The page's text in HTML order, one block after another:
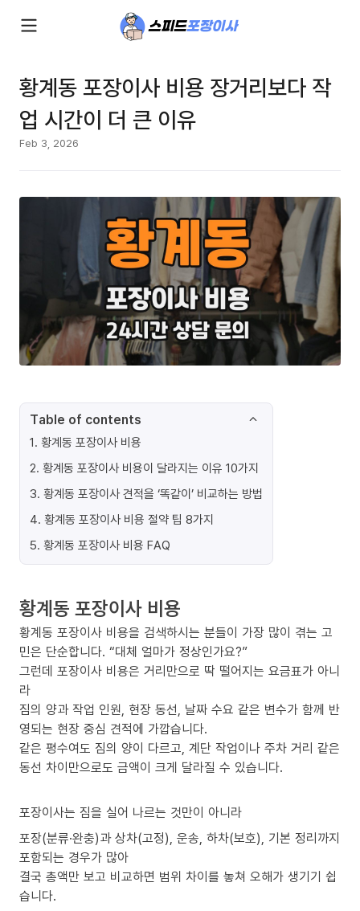
황계동 포장이사 비용 장거리보다 작
업 시간이 더 큰 이유
Feb 3, 2026
Table of contents
1. 황계동 포장이사 비용
2. 황계동 포장이사 비용이 달라지는 이유 10가지
3. 황계동 포장이사 견적을 ‘똑같이’ 비교하는 방법
4. 황계동 포장이사 비용 절약 팁 8가지
5. 황계동 포장이사 비용 FAQ
황계동 포장이사 비용
황계동 포장이사 비용을 검색하시는 분들이 가장 많이 겪는 고
민은 단순합니다. “대체 얼마가 정상인가요?”
그런데 포장이사 비용은 거리만으로 딱 떨어지는 요금표가 아니
라
짐의 양과 작업 인원, 현장 동선, 날짜 수요 같은 변수가 함께 반
영되는 현장 중심 견적에 가깝습니다.
같은 평수여도 짐의 양이 다르고, 계단 작업이나 주차 거리 같은
동선 차이만으로도 금액이 크게 달라질 수 있습니다.
포장이사는 짐을 실어 나르는 것만이 아니라
포장(분류·완충)과 상차(고정), 운송, 하차(보호), 기본 정리까지
포함되는 경우가 많아
결국 총액만 보고 비교하면 범위 차이를 놓쳐 오해가 생기기 쉽
습니다.